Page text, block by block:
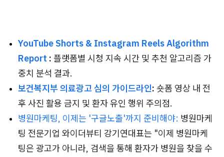
YouTube Shorts & Instagram Reels Algorithm
Report : 플랫폼별 시청 지속 시간 및 추천 알고리즘 가
중치 분석 결과.
보건복지부 의료광고 심의 가이드라인: 숏폼 영상 내 전
후 사진 활용 금지 및 환자 유인 행위 주의점.
병원마케팅, 이제는 '구글노출'까지 준비해야: 병원마케
팅 전문기업 와이더뷰티 강기연대표는 "이제 병원마케
팅은 광고가 아니라, 검색을 통해 환자가 병원을 찾을 수